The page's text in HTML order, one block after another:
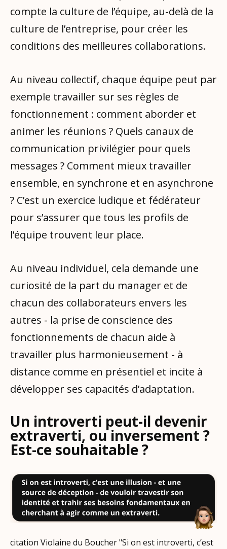
compte la culture de l’équipe, au-delà de la
culture de l’entreprise, pour créer les
conditions des meilleures collaborations.
Au niveau collectif, chaque équipe peut par
exemple travailler sur ses règles de
fonctionnement : comment aborder et
animer les réunions ? Quels canaux de
communication privilégier pour quels
messages ? Comment mieux travailler
ensemble, en synchrone et en asynchrone
? C’est un exercice ludique et fédérateur
pour s’assurer que tous les profils de
l’équipe trouvent leur place.
Au niveau individuel, cela demande une
curiosité de la part du manager et de
chacun des collaborateurs envers les
autres - la prise de conscience des
fonctionnements de chacun aide à
travailler plus harmonieusement - à
distance comme en présentiel et incite à
développer ses capacités d’adaptation.
Un introverti peut-il devenir
extraverti, ou inversement ?
Est-ce souhaitable ?
citation Violaine du Boucher "Si on est introverti, c’est